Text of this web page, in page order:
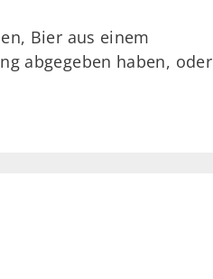
Bier aus einem
abgegeben haben, oder